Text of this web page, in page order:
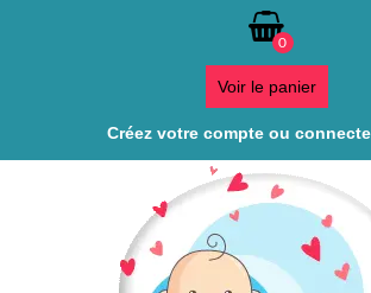
0
Voir le panier
Créez votre compte ou